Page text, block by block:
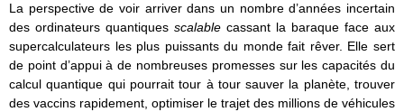
La perspective de voir arriver dans un nombre d’années incertain
des ordinateurs quantiques scalable cassant la baraque face aux
supercalculateurs les plus puissants du monde fait rêver. Elle sert
de point d’appui à de nombreuses promesses sur les capacités du
calcul quantique qui pourrait tour à tour sauver la planète, trouver
des vaccins rapidement, optimiser le trajet des millions de véhicules